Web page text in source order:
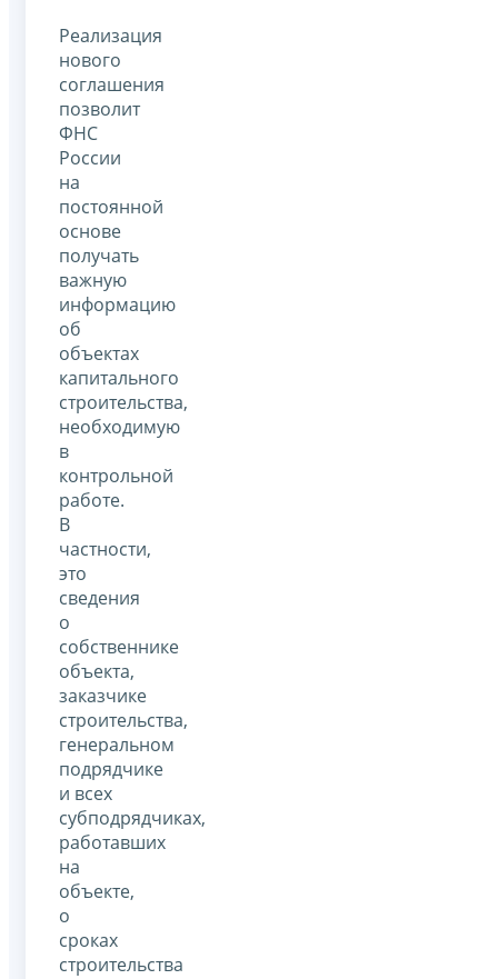
Реализация
нового
соглашения
позволит
ФНС
России
на
постоянной
основе
получать
важную
информацию
об
объектах
капитального
строительства,
необходимую
в
контрольной
работе.
В
частности,
это
сведения
о
собственнике
объекта,
заказчике
строительства,
генеральном
подрядчике
и всех
субподрядчиках,
работавших
на
объекте,
о
сроках
строительства